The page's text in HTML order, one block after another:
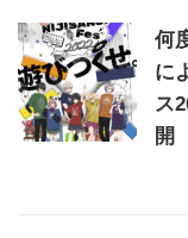
何
に
ス
開